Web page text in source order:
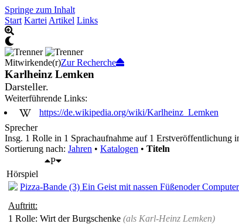
Springe zum Inhalt
Start Kartei Artikel Links
Mitwirkende(r)Zur Recherche
Karlheinz Lemken
Darsteller.
Weiterführende Links:
https://de.wikipedia.org/wiki/Karlheinz_Lemken
Sprecher
Insg. 1 Rolle in 1 Sprachaufnahme auf 1 Erstveröffentlichung
Sortierung nach: Jahren • Katalogen • Titeln
P
Hörspiel
Pizza-Bande (3) Ein Geist mit nassen Füßenoder
Auftritt:
1 Rolle: Wirt der Burgschenke (als Karl-Heinz Lemken)